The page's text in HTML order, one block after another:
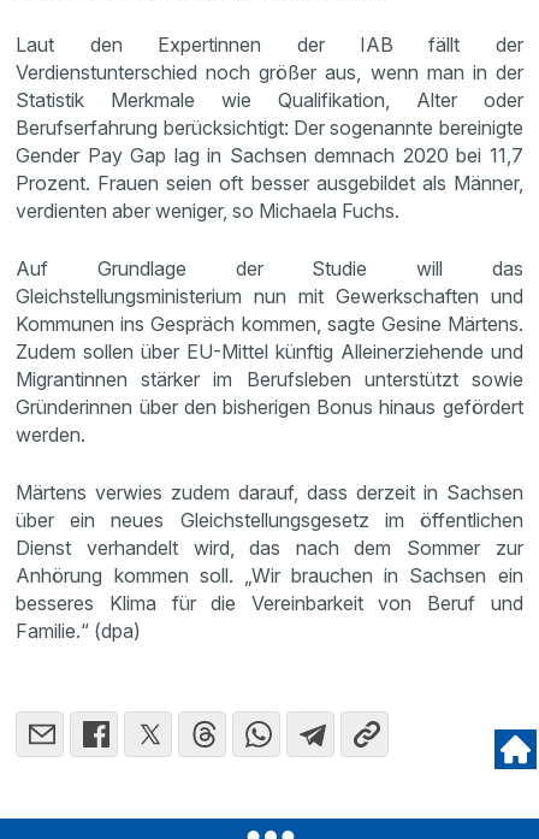
Laut den Expertinnen der IAB fällt der
Verdienstunterschied noch größer aus, wenn man in der
Statistik Merkmale wie Qualifikation, Alter oder
Berufserfahrung berücksichtigt: Der sogenannte bereinigte
Gender Pay Gap lag in Sachsen demnach 2020 bei 11,7
Prozent. Frauen seien oft besser ausgebildet als Männer,
verdienten aber weniger, so Michaela Fuchs.
Auf Grundlage der Studie will das
Gleichstellungsministerium nun mit Gewerkschaften und
Kommunen ins Gespräch kommen, sagte Gesine Märtens.
Zudem sollen über EU-Mittel künftig Alleinerziehende und
Migrantinnen stärker im Berufsleben unterstützt sowie
Gründerinnen über den bisherigen Bonus hinaus gefördert
werden.
Märtens verwies zudem darauf, dass derzeit in Sachsen
über ein neues Gleichstellungsgesetz im öffentlichen
Dienst verhandelt wird, das nach dem Sommer zur
Anhörung kommen soll. „Wir brauchen in Sachsen ein
besseres Klima für die Vereinbarkeit von Beruf und
Familie.“ (dpa)